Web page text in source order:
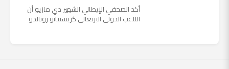
أكد الصحفي الإيطالي الشهير دي مازيو أن
اللاعب الدولي البرتغالي كريستيانو رونالدو